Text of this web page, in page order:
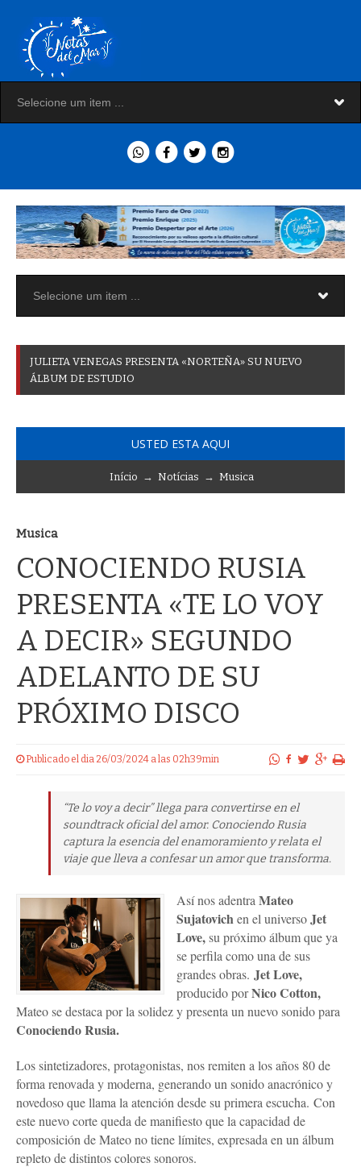
JULIETA VENEGAS PRESENTA «NORTEÑA» SU NUEVO
ÁLBUM DE ESTUDIO
USTED ESTA AQUI
Início → Notícias → Musica
Musica
CONOCIENDO RUSIA
PRESENTA «TE LO VOY
A DECIR» SEGUNDO
ADELANTO DE SU
PRÓXIMO DISCO
Publicado el dia 26/03/2024 a las 02h39min
“Te lo voy a decir” llega para convertirse en el
soundtrack oficial del amor. Conociendo Rusia
captura la esencia del enamoramiento y relata el
viaje que lleva a confesar un amor que transforma.
Así nos adentra Mateo
Sujatovich en el universoJet
Love,su próximo álbum que ya
se perfila como una de sus
grandes obras. Jet Love,
producido porNico Cotton,
Mateo se destaca por la solidez y presenta un nuevo sonido para
Conociendo Rusia.
Los sintetizadores, protagonistas, nos remiten a los años 80 de
forma renovada y moderna, generando un sonido anacrónico y
novedoso que llama la atención desde su primera escucha. Con
este nuevo corte queda de manifiesto que la capacidad de
composición de Mateo no tiene límites, expresada en un álbum
repleto de distintos colores sonoros.